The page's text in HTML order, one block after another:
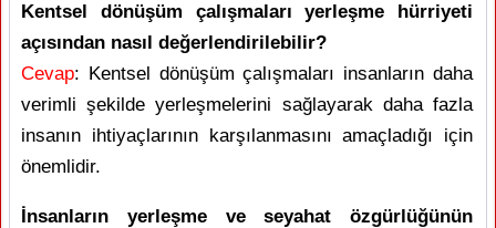
Kentsel dönüşüm çalışmaları yerleşme hürriyeti
açısından nasıl değerlendirilebilir?
Cevap: Kentsel dönüşüm çalışmaları insanların daha
verimli şekilde yerleşmelerini sağlayarak daha fazla
insanın ihtiyaçlarının karşılanmasını amaçladığı için
önemlidir.
İnsanların yerleşme ve seyahat özgürlüğünün